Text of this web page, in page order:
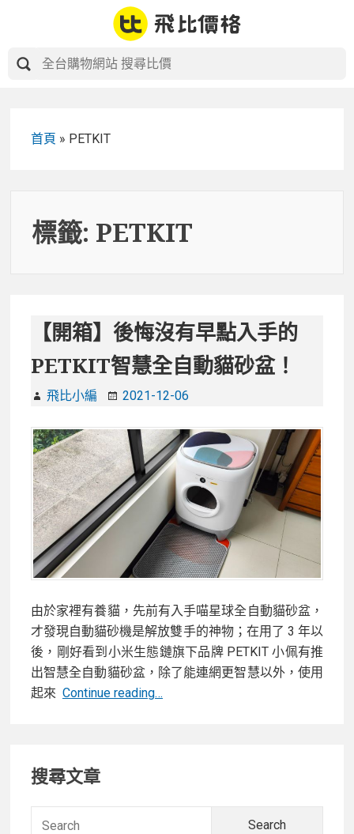
首頁 » PETKIT
標籤: PETKIT
【開箱】後悔沒有早點入手的
PETKIT智慧全自動貓砂盆！
飛比小編 2021-12-06
由於家裡有養貓，先前有入手喵星球全自動貓砂盆，
才發現自動貓砂機是解放雙手的神物；在用了 3 年以
後，剛好看到小米生態鏈旗下品牌 PETKIT 小佩有推
出智慧全自動貓砂盆，除了能連網更智慧以外，使用
起來 Continue reading…
Primary
Sidebar
搜尋文章